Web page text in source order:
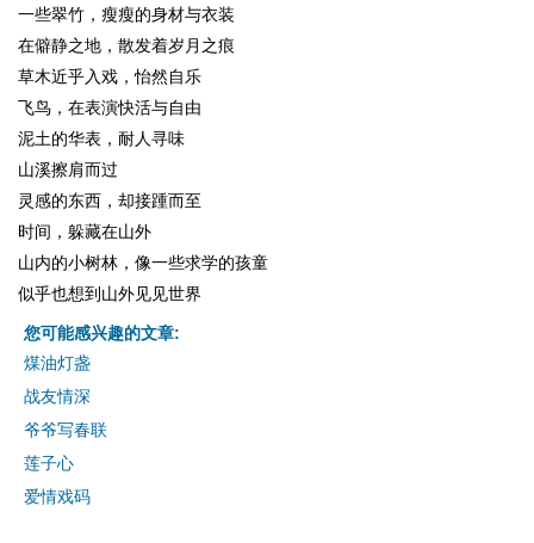
一些翠竹，瘦瘦的身材与衣装
在僻静之地，散发着岁月之痕
草木近乎入戏，怡然自乐
飞鸟，在表演快活与自由
泥土的华表，耐人寻味
山溪擦肩而过
灵感的东西，却接踵而至
时间，躲藏在山外
山内的小树林，像一些求学的孩童
似乎也想到山外见见世界
您可能感兴趣的文章:
煤油灯盏
战友情深
爷爷写春联
莲子心
爱情戏码